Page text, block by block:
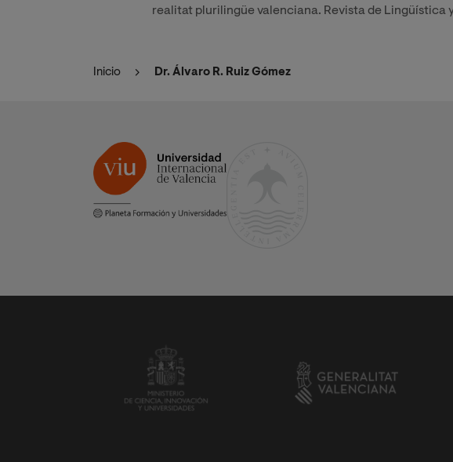
realitat plurilingüe valenciana. Revista de Lingüística y
Inicio Dr. Álvaro R. Ruiz Gómez